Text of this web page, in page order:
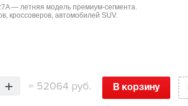
— летняя модель премиум-сегмента.
кроссоверов, автомобилей SUV.
=52064 руб. В корзину